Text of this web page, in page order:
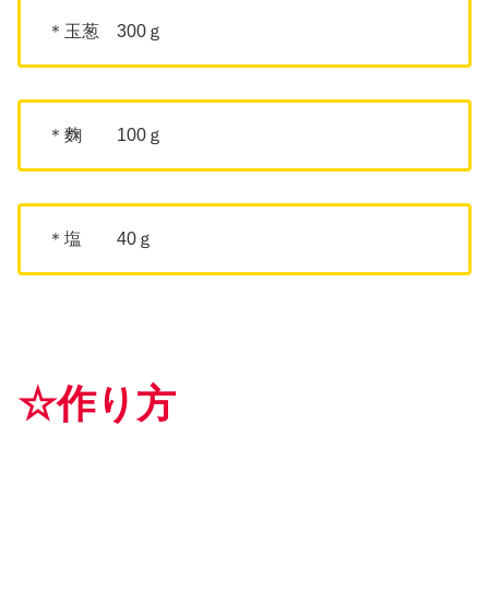
＊玉葱 300ｇ
＊麴 100ｇ
＊塩 40ｇ
☆作り方